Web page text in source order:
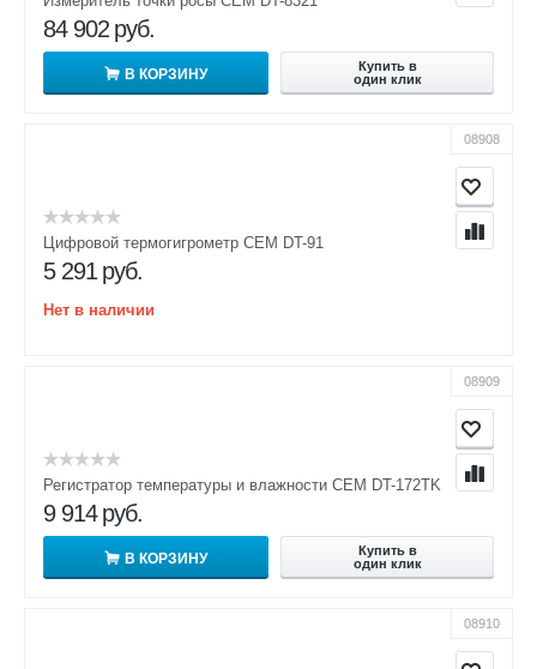
84 902 руб.
В КОРЗИНУ
Купить в
один клик
08908
Цифровой термогигрометр CEM DT-91
5 291 руб.
Нет в наличии
08909
Регистратор температуры и влажности CEM DT-172TK
9 914 руб.
В КОРЗИНУ
Купить в
один клик
08910